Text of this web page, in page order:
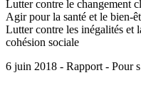
Lutter contre le changement
Agir pour la santé et le bien-
Lutter contre les inégalités et
cohésion sociale
6 juin 2018 - Rapport - Pour